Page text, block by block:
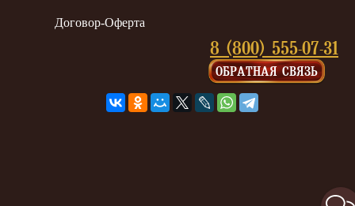
Договор-Оферта
8 (800) 555-07-31
ОБРАТНАЯ СВЯЗЬ